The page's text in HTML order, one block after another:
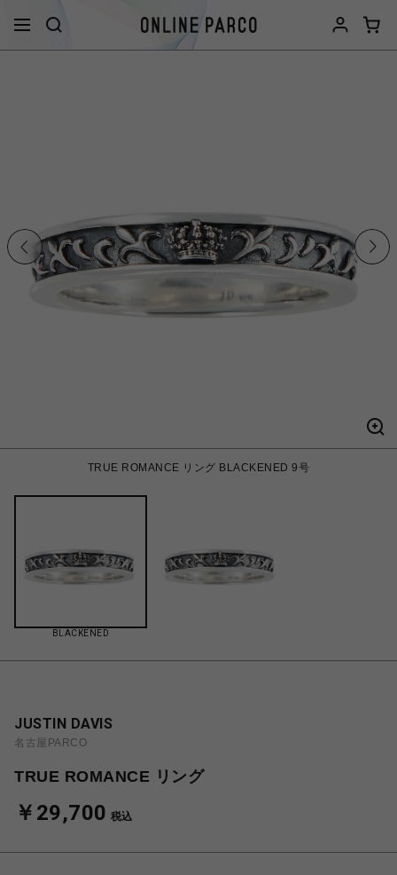
TRUE ROMANCE リング BLACKENED 9号
BLACKENED
JUSTIN DAVIS
名古屋PARCO
TRUE ROMANCE リング
￥29,700 税込